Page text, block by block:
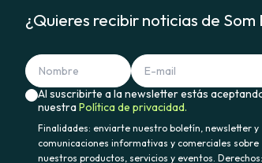
¿Quieres recibir noticias de Som
Al suscribirte a la newsletter estás
nuestraPolítica de privacidad.
Finalidades: enviarte nuestro boletín, newsletter y
comunicaciones informativas y comerciales sobre
nuestros productos, servicios y eventos. Derechos: